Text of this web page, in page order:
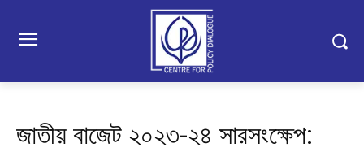
জাতীয় বাজেট ২০২৩-২৪ সারসংক্ষেপ: